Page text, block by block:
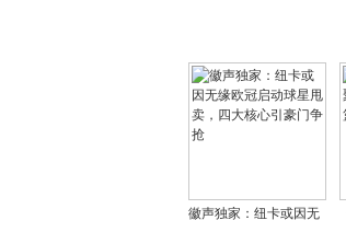
徽声独家：纽卡或因无